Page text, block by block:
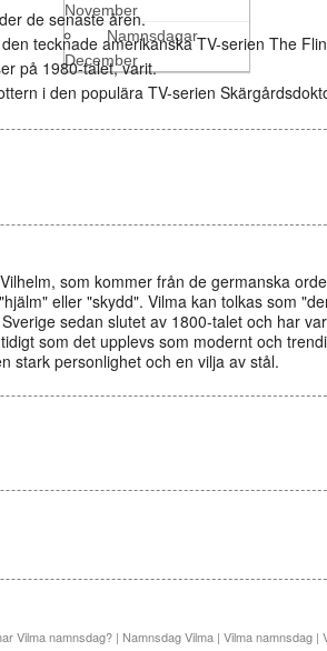
November
Namnsdagar
December
de senaste åren.
tecknade amerikanska TV-serien The
på 1980-talet, varit.
i den populära TV-serien
som kommer från de germanska
eller "skydd". Vilma kan tolkas som
sedan slutet av 1800-talet och har
som det upplevs som modernt och
stark personlighet och en vilja av stål.
Vilma namnsdag? | Namnsdag Vilma | Vilma namnsdag |